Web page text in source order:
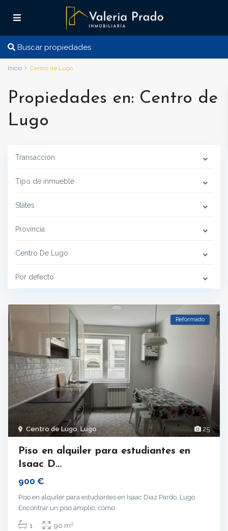
Buscar propiedades
Inicio Centro de Lugo
Propiedades en: Centro de
Lugo
Transacción
Tipo de inmueble
States
Provincia
Centro De Lugo
Por defecto
25
Centro de Lugo,Lugo
Reformado
Piso en alquiler para estudiantes en
Isaac D...
900 €
Piso en alquiler para estudiantes en Isaac Díaz Pardo, Lugo
Encontrar un piso amplio, cómo
1 90 m2